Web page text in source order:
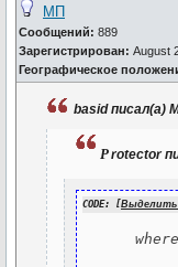
МП
Сообщений: 889
Зарегистрирован: August
Географическое
basid писал(а)
protector
CODE: [Выделить
where